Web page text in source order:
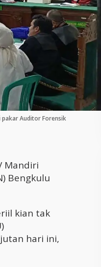
pakar Auditor Forensik
Mandiri
Bengkulu
kian tak
hari ini,
Mengelola Waktu
Maksimal